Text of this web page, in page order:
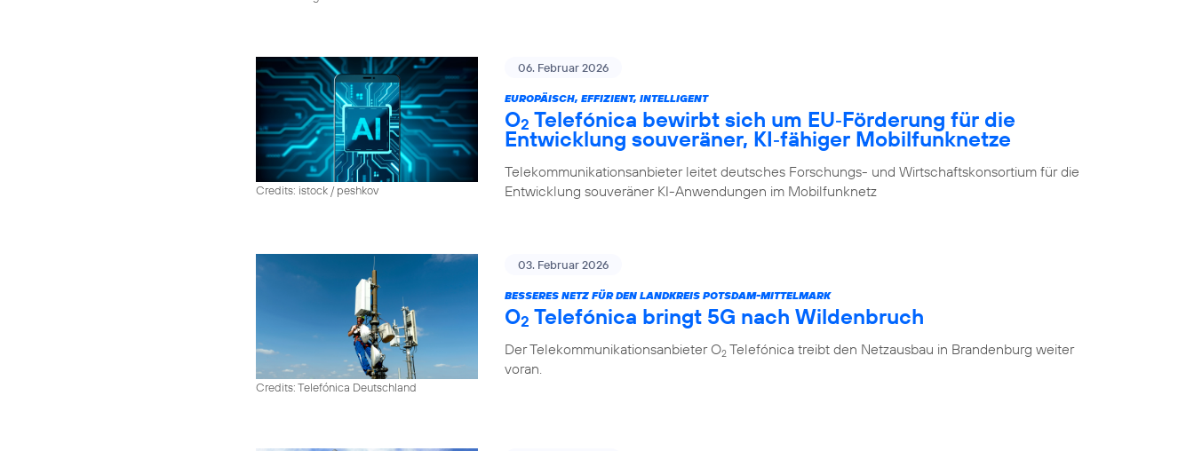
Credits: istock / peshkov
06. Februar 2026
EUROPÄISCH, EFFIZIENT, INTELLIGENT
O2 Telefónica bewirbt sich um EU‑Förderung für die
Entwicklung souveräner, KI‑fähiger Mobilfunknetze
Telekommunikationsanbieter leitet deutsches Forschungs- und Wirtschaftskonsortium für die
Entwicklung souveräner KI-Anwendungen im Mobilfunknetz
Credits: Telefónica Deutschland
03. Februar 2026
BESSERES NETZ FÜR DEN LANDKREIS POTSDAM-MITTELMARK
O2 Telefónica bringt 5G nach Wildenbruch
Der Telekommunikationsanbieter O2 Telefónica treibt den Netzausbau in Brandenburg weiter
voran.